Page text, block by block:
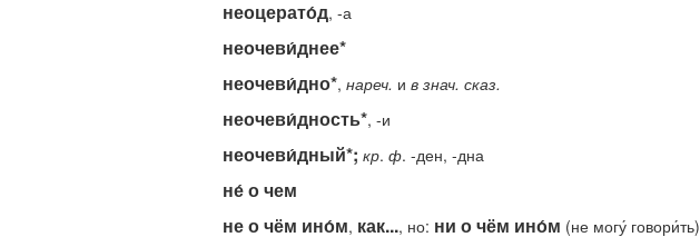
неоцерато́д, -а
неочеви́днее*
неочеви́дно*, нареч. и в знач. сказ.
неочеви́дность*, -и
неочеви́дный*; кр. ф. -ден, -дна
не́ о чем
не о чём ино́м, как..., но: ни о чём ино́м (не могу́ говори́ть)